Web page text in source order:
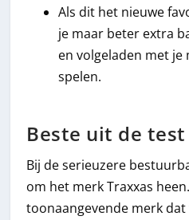
Als dit het nieuwe
je maar beter extra
en volgeladen met
spelen.
Beste uit de test
Bij de serieuzere
om het merk Traxxas
toonaangevende merk